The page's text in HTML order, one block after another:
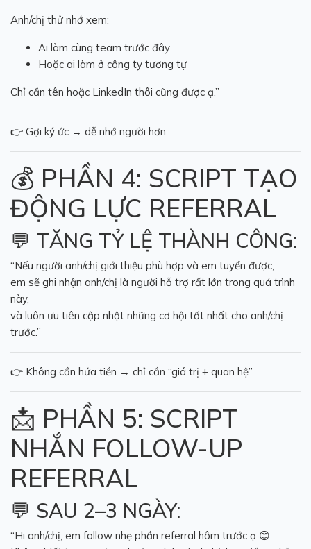
Anh/chị thử nhớ xem:
Ai làm cùng team trước đây
Hoặc ai làm ở công ty tương tự
Chỉ cần tên hoặc LinkedIn thôi cũng được ạ.”
👉 Gợi ký ức → dễ nhớ người hơn
💰 PHẦN 4: SCRIPT TẠO
ĐỘNG LỰC REFERRAL
💬 TĂNG TỶ LỆ THÀNH CÔNG:
“Nếu người anh/chị giới thiệu phù hợp và em tuyển được,
em sẽ ghi nhận anh/chị là người hỗ trợ rất lớn trong quá trình
này,
và luôn ưu tiên cập nhật những cơ hội tốt nhất cho anh/chị
trước.”
👉 Không cần hứa tiền → chỉ cần “giá trị + quan hệ”
📩 PHẦN 5: SCRIPT
NHẮN FOLLOW-UP
REFERRAL
💬 SAU 2–3 NGÀY:
“Hi anh/chị, em follow nhẹ phần referral hôm trước ạ 😊